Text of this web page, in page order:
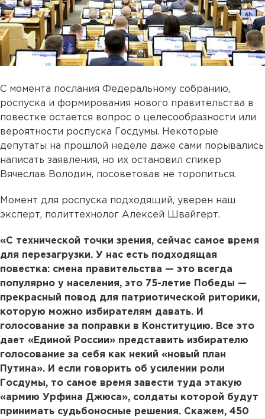
С момента послания Федеральному собранию,
роспуска и формирования нового правительства в
повестке остается вопрос о целесообразности или
вероятности роспуска Госдумы. Некоторые
депутаты на прошлой неделе даже сами порывались
написать заявления, но их остановил спикер
Вячеслав Володин, посоветовав не торопиться.
Момент для роспуска подходящий, уверен наш
эксперт, политтехнолог Алексей Швайгерт.
«С технической точки зрения, сейчас самое время
для перезагрузки. У нас есть подходящая
повестка: смена правительства — это всегда
популярно у населения, это 75-летие Победы —
прекрасный повод для патриотической риторики,
которую можно избирателям давать. И
голосование за поправки в Конституцию. Все это
дает «Единой России» представить избирателю
голосование за себя как некий «новый план
Путина». И если говорить об усилении роли
Госдумы, то самое время завести туда этакую
«армию Урфина Джюса», солдаты которой будут
принимать судьбоносные решения. Скажем, 450